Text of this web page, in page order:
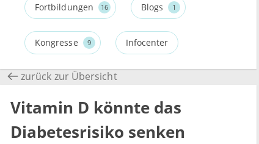
Fortbildungen 16 Blogs 1
Kongresse 9 Infocenter
zurück zur Übersicht
Vitamin D könnte das
Diabetesrisiko senken